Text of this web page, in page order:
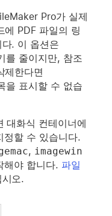
Pro가 실제
에 PDF 파일의 링
. 이 옵션은
를 줄이지만, 참조
제한다면
을 표시할 수 없습
대화식 컨테이너에
정할 수 있습니다.
, imagewin
해야 합니다. 파일
오.